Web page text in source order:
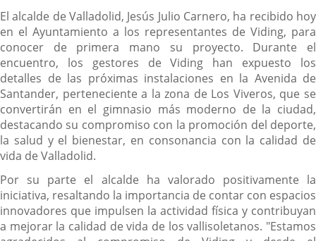
El alcalde de Valladolid, Jesús Julio Carnero, ha recibido hoy
en el Ayuntamiento a los representantes de Viding, para
conocer de primera mano su proyecto. Durante el
encuentro, los gestores de Viding han expuesto los
detalles de las próximas instalaciones en la Avenida de
Santander, perteneciente a la zona de Los Viveros, que se
convertirán en el gimnasio más moderno de la ciudad,
destacando su compromiso con la promoción del deporte,
la salud y el bienestar, en consonancia con la calidad de
vida de Valladolid.
Por su parte el alcalde ha valorado positivamente la
iniciativa, resaltando la importancia de contar con espacios
innovadores que impulsen la actividad física y contribuyan
a mejorar la calidad de vida de los vallisoletanos. "Estamos